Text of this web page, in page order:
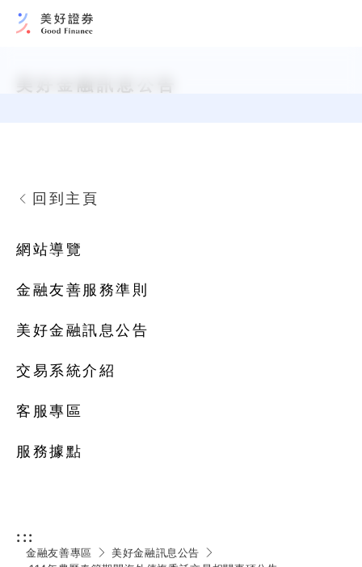
回到主頁
網站導覽
金融友善服務準則
美好金融訊息公告
交易系統介紹
客服專區
服務據點
:::
金融友善專區
美好金融訊息公告